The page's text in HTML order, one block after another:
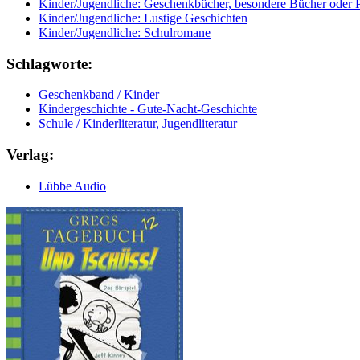
Kinder/Jugendliche: Geschenkbücher, besondere Bücher oder
Kinder/Jugendliche: Lustige Geschichten
Kinder/Jugendliche: Schulromane
Schlagworte:
Geschenkband / Kinder
Kindergeschichte - Gute-Nacht-Geschichte
Schule / Kinderliteratur, Jugendliteratur
Verlag:
Lübbe Audio